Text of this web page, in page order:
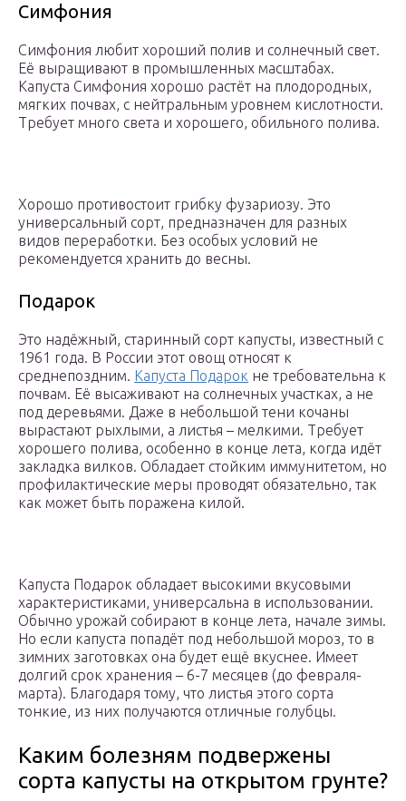
Симфония
Симфония любит хороший полив и солнечный свет.
Её выращивают в промышленных масштабах.
Капуста Симфония хорошо растёт на плодородных,
мягких почвах, с нейтральным уровнем кислотности.
Требует много света и хорошего, обильного полива.
Хорошо противостоит грибку фузариозу. Это
универсальный сорт, предназначен для разных
видов переработки. Без особых условий не
рекомендуется хранить до весны.
Подарок
Это надёжный, старинный сорт капусты, известный с
1961 года. В России этот овощ относят к
среднепоздним. Капуста Подарок не требовательна к
почвам. Её высаживают на солнечных участках, а не
под деревьями. Даже в небольшой тени кочаны
вырастают рыхлыми, а листья – мелкими. Требует
хорошего полива, особенно в конце лета, когда идёт
закладка вилков. Обладает стойким иммунитетом, но
профилактические меры проводят обязательно, так
как может быть поражена килой.
Капуста Подарок обладает высокими вкусовыми
характеристиками, универсальна в использовании.
Обычно урожай собирают в конце лета, начале зимы.
Но если капуста попадёт под небольшой мороз, то в
зимних заготовках она будет ещё вкуснее. Имеет
долгий срок хранения – 6-7 месяцев (до февраля-
марта). Благодаря тому, что листья этого сорта
тонкие, из них получаются отличные голубцы.
Каким болезням подвержены
сорта капусты на открытом грунте?